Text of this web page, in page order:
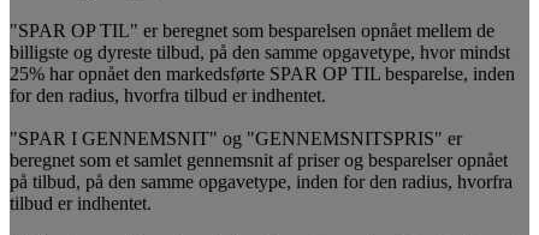
"SPAR OP TIL" er beregnet som besparelsen opnået mellem de
billigste og dyreste tilbud, på den samme opgavetype, hvor mindst
25% har opnået den markedsførte SPAR OP TIL besparelse, inden
for den radius, hvorfra tilbud er indhentet.
"SPAR I GENNEMSNIT" og "GENNEMSNITSPRIS" er
beregnet som et samlet gennemsnit af priser og besparelser opnået
på tilbud, på den samme opgavetype, inden for den radius, hvorfra
tilbud er indhentet.